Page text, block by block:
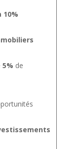
10%
5% de